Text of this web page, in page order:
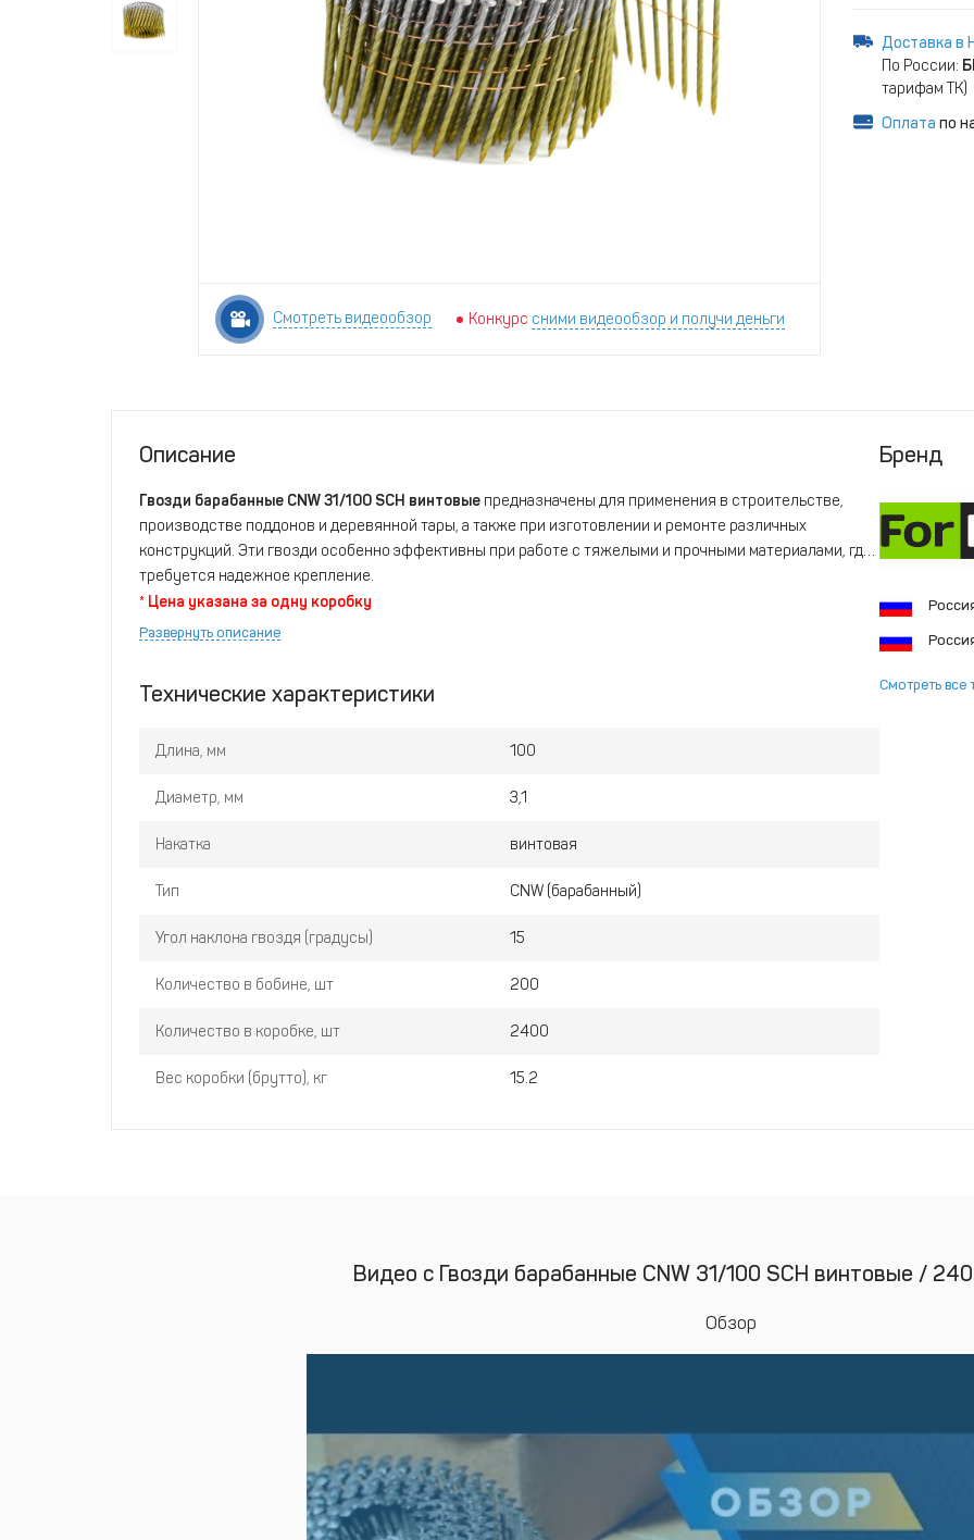
Смотреть видеообзор Конкурс сними видеообзор и получи деньги
Доставка в
По России:
тарифам ТК)
Оплата по
Описание
Гвозди барабанные CNW 31/100 SCH винтовые предназначены для применения в строительстве,
производстве поддонов и деревянной тары, а также при изготовлении и ремонте различных
конструкций. Эти гвозди особенно эффективны при работе с тяжелыми и прочными материалами, где
требуется надежное крепление.
* Цена указана за одну коробку
Развернуть описание
Технические характеристики
Длина, мм 100
Диаметр, мм 3,1
Накатка винтовая
Тип CNW (барабанный)
Угол наклона гвоздя (градусы) 15
Количество в бобине, шт 200
Количество в коробке, шт 2400
Вес коробки (брутто), кг 15.2
Бренд
Смотреть все
Видео с Гвозди барабанные CNW 31/100 SCH винтовые /
Обзор